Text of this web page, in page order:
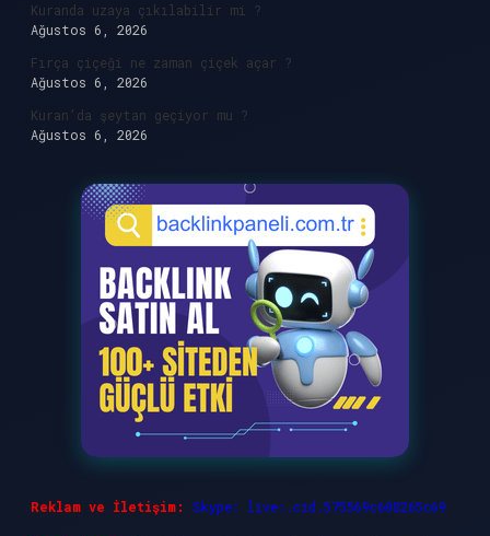
Kuranda uzaya çıkılabilir mi ?
Ağustos 6, 2026
Fırça çiçeği ne zaman çiçek açar ?
Ağustos 6, 2026
Kuran’da şeytan geçiyor mu ?
Ağustos 6, 2026
Reklam ve İletişim: Skype: live:.cid.575569c608265c69